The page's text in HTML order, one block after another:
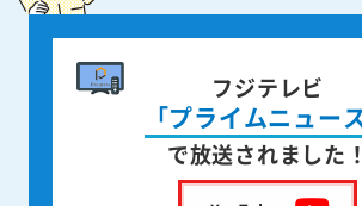
書籍出版
身近な人が
亡くなった後の遺品
を出版しました！